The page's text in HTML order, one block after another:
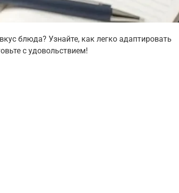
блюда? Узнайте, как легко адаптировать
с удовольствием!